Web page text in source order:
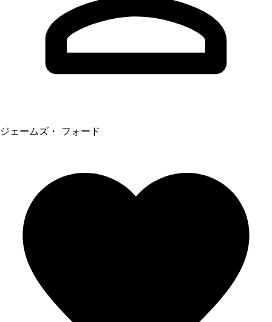
ジェームズ・ フォード